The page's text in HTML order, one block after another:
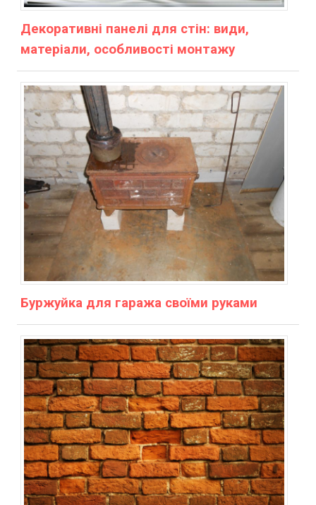
Декоративні панелі для стін: види,
матеріали, особливості монтажу
Буржуйка для гаража своїми руками